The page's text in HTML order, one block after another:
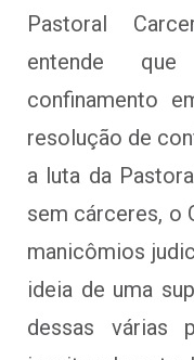
Pastoral
entende
confinamento
resolução de
a luta da
sem cárceres, o
manicômios
ideia de uma
dessas várias